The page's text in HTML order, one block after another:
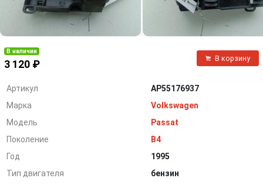
В наличии
3 120 ₽
В корзину
Артикул
AP55176937
Марка
Volkswagen
Модель
Passat
Поколение
B4
Год
1995
Тип двигателя
бензин